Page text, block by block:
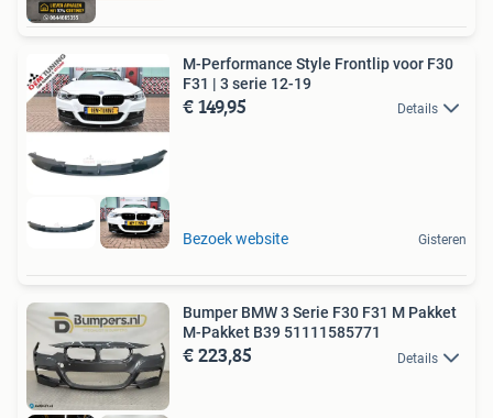
M-Performance Style Frontlip voor F30
F31 | 3 serie 12-19
€ 149,95 Details
Bezoek website Gisteren
Bumper BMW 3 Serie F30 F31 M Pakket
M-Pakket B39 51111585771
€ 223,85 Details